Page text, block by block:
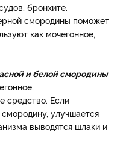
бронхите.
смородины поможет
как мочегонное,
и белой смородины
средство. Если
улучшается
выводятся шлаки и